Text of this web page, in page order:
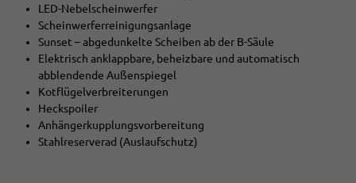
LED-Nebelscheinwerfer
Scheinwerferreinigungsanlage
Sunset – abgedunkelte Scheiben ab der B-Säule
Elektrisch anklappbare, beheizbare und automatisch
abblendende Außenspiegel
Kotflügelverbreiterungen
Heckspoiler
Anhängerkupplungsvorbereitung
Stahlreserverad (Auslaufschutz)